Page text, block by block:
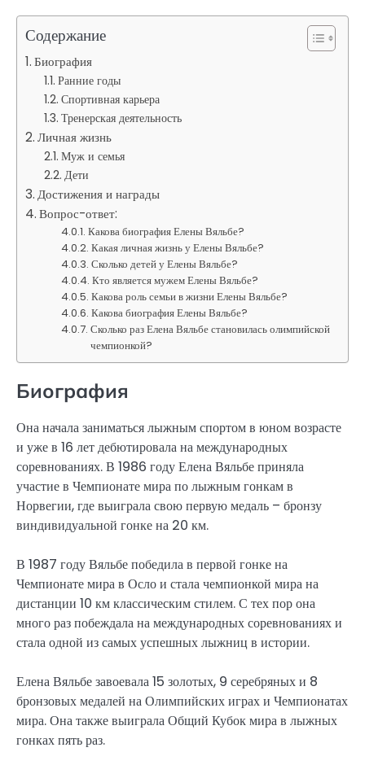
Содержание
Биография
Ранние годы
Спортивная карьера
Тренерская деятельность
Личная жизнь
Муж и семья
Дети
Достижения и награды
Вопрос-ответ:
Какова биография Елены Вяльбе?
Какая личная жизнь у Елены Вяльбе?
Сколько детей у Елены Вяльбе?
Кто является мужем Елены Вяльбе?
Какова роль семьи в жизни Елены Вяльбе?
Какова биография Елены Вяльбе?
Сколько раз Елена Вяльбе становилась олимпийской
чемпионкой?
Биография
Она начала заниматься лыжным спортом в юном возрасте
и уже в 16 лет дебютировала на международных
соревнованиях. В 1986 году Елена Вяльбе приняла
участие в Чемпионате мира по лыжным гонкам в
Норвегии, где выиграла свою первую медаль – бронзу
виндивидуальной гонке на 20 км.
В 1987 году Вяльбе победила в первой гонке на
Чемпионате мира в Осло и стала чемпионкой мира на
дистанции 10 км классическим стилем. С тех пор она
много раз побеждала на международных соревнованиях и
стала одной из самых успешных лыжниц в истории.
Елена Вяльбе завоевала 15 золотых, 9 серебряных и 8
бронзовых медалей на Олимпийских играх и Чемпионатах
мира. Она также выиграла Общий Кубок мира в лыжных
гонках пять раз.